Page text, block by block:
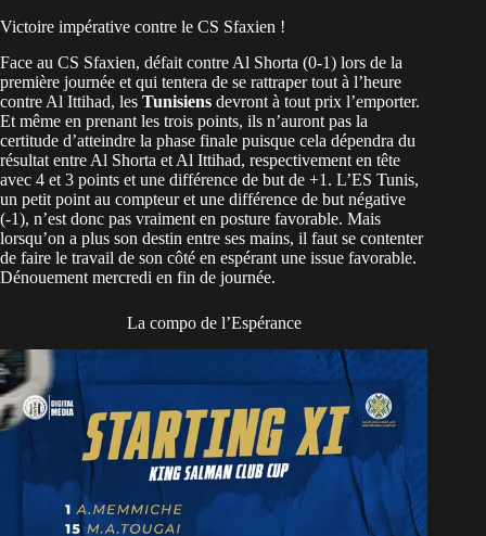
Victoire impérative contre le CS Sfaxien !
Face au CS Sfaxien, défait contre Al Shorta (0-1) lors de la
première journée et qui tentera de se rattraper tout à l’heure
contre Al Ittihad, les Tunisiens devront à tout prix l’emporter.
Et même en prenant les trois points, ils n’auront pas la
certitude d’atteindre la phase finale puisque cela dépendra du
résultat entre Al Shorta et Al Ittihad, respectivement en tête
avec 4 et 3 points et une différence de but de +1. L’ES Tunis,
un petit point au compteur et une différence de but négative
(-1), n’est donc pas vraiment en posture favorable. Mais
lorsqu’on a plus son destin entre ses mains, il faut se contenter
de faire le travail de son côté en espérant une issue favorable.
Dénouement mercredi en fin de journée.
La compo de l’Espérance